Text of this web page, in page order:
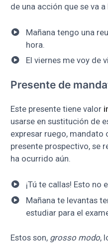
de una acción que se va
Mañana tengo una
hora.
El viernes me voy de
Presente de
Este presente tiene valor
usarse en sustitución de
expresar ruego, mandato
presente prospectivo, se
ha ocurrido aún.
¡Tú te callas! Esto no
Mañana te levantas
estudiar para el
Estos son, grosso modo,